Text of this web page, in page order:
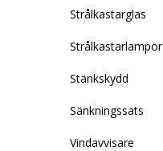
Strålkastarglas
Strålkastarlampor
Stänkskydd
Sänkningssats
Vindavvisare